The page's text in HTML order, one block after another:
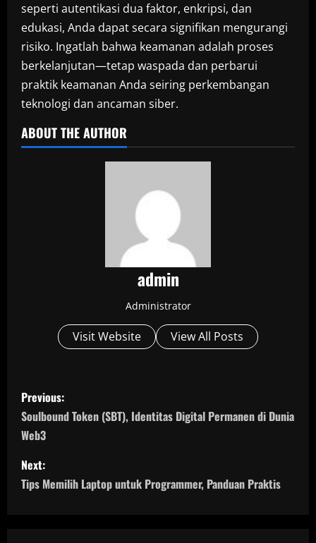
seperti autentikasi dua faktor, enkripsi, dan
edukasi, Anda dapat secara signifikan mengurangi
risiko. Ingatlah bahwa keamanan adalah proses
berkelanjutan—tetap waspada dan perbarui
praktik keamanan Anda seiring perkembangan
teknologi dan ancaman siber.
ABOUT THE AUTHOR
admin
Administrator
Visit Website View All Posts
P
o
s
t
Previous:
Soulbound Token (SBT), Identitas Digital Permanen di Dunia
Web3
Next:
Tips Memilih Laptop untuk Programmer, Panduan Praktis